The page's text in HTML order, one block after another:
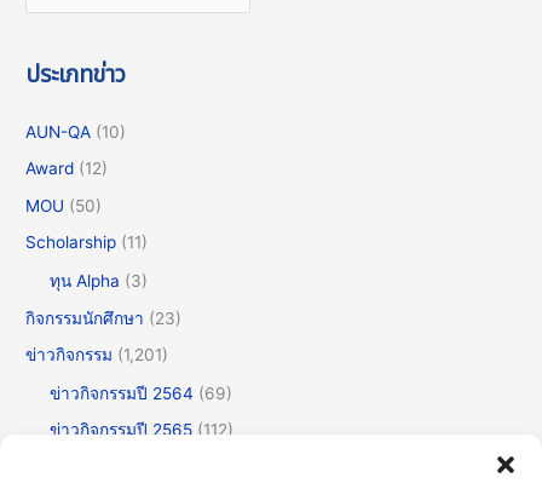
ประเภทข่าว
AUN-QA (10)
Award (12)
MOU (50)
Scholarship (11)
ทุน Alpha (3)
กิจกรรมนักศึกษา (23)
ข่าวกิจกรรม (1,201)
ข่าวกิจกรรมปี 2564 (69)
ข่าวกิจกรรมปี 2565 (112)